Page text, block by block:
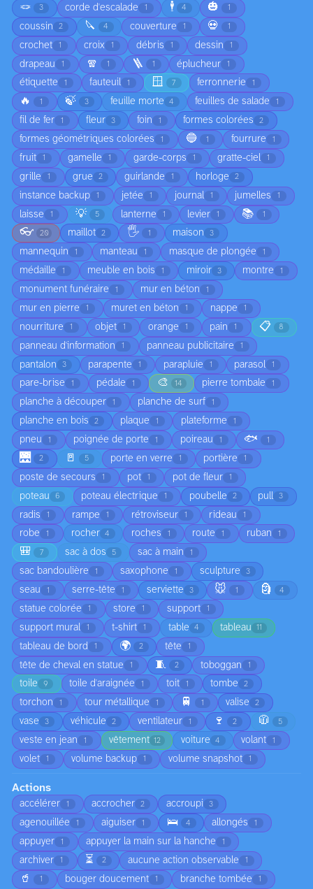
🪢 3 corde d'escalade 1 🕴️ 4 🎃 1
coussin 2 🔪 4 couverture 1 💀 1
crochet 1 croix 1 débris 1 dessin 1
drapeau 1 🧣 1 🪜 1 éplucheur 1
étiquette 1 fauteuil 1 🪟 7 ferronnerie 1
🔥 1 🍃 3 feuille morte 4 feuilles de salade 1
fil de fer 1 fleur 3 foin 1 formes colorées 2
formes géométriques colorées 1 🔵 1 fourrure 1
fruit 1 gamelle 1 garde-corps 1 gratte-ciel 1
grille 1 grue 2 guirlande 1 horloge 2
instance backup 1 jetée 1 journal 1 jumelles 1
laisse 1 💡 5 lanterne 1 levier 1 📚 1
👓 20 maillot 2 🖐️ 1 maison 3
mannequin 1 manteau 1 masque de plongée 1
médaille 1 meuble en bois 1 miroir 3 montre 1
monument funéraire 1 mur en béton 1
mur en pierre 1 muret en béton 1 nappe 1
nourriture 1 objet 1 orange 1 pain 1 📋 8
panneau d'information 1 panneau publicitaire 1
pantalon 3 parapente 1 parapluie 1 parasol 1
pare-brise 1 pédale 1 🎨 14 pierre tombale 1
planche à découper 1 planche de surf 1
planche en bois 2 plaque 1 plateforme 1
pneu 1 poignée de porte 1 poireau 1 🐟 1
🌉 2 🚪 5 porte en verre 1 portière 1
poste de secours 1 pot 1 pot de fleur 1
poteau 6 poteau électrique 1 poubelle 2 pull 3
radis 1 rampe 1 rétroviseur 1 rideau 1
robe 1 rocher 4 roches 1 route 1 ruban 1
🎒 7 sac à dos 5 sac à main 1
sac bandoulière 1 saxophone 1 sculpture 3
seau 1 serre-tête 1 serviette 3 🐭 1 🗿 4
statue colorée 1 store 1 support 1
support mural 1 t-shirt 1 table 4 tableau 11
tableau de bord 1 🌍 2 tête 1
tête de cheval en statue 1 🧵 2 toboggan 1
toile 9 toile d'araignée 1 toit 1 tombe 2
torchon 1 tour métallique 1 🚆 1 valise 2
vase 3 véhicule 2 ventilateur 1 🍷 2 🧥 5
veste en jean 1 vêtement 12 voiture 4 volant 1
volet 1 volume backup 1 volume snapshot 1
Actions
accélérer 1 accrocher 2 accroupi 3
agenouillée 1 aiguiser 1 🛌 4 allongés 1
appuyer 1 appuyer la main sur la hanche 1
archiver 1 ⏳ 2 aucune action observable 1
🥤 1 bouger doucement 1 branche tombée 1